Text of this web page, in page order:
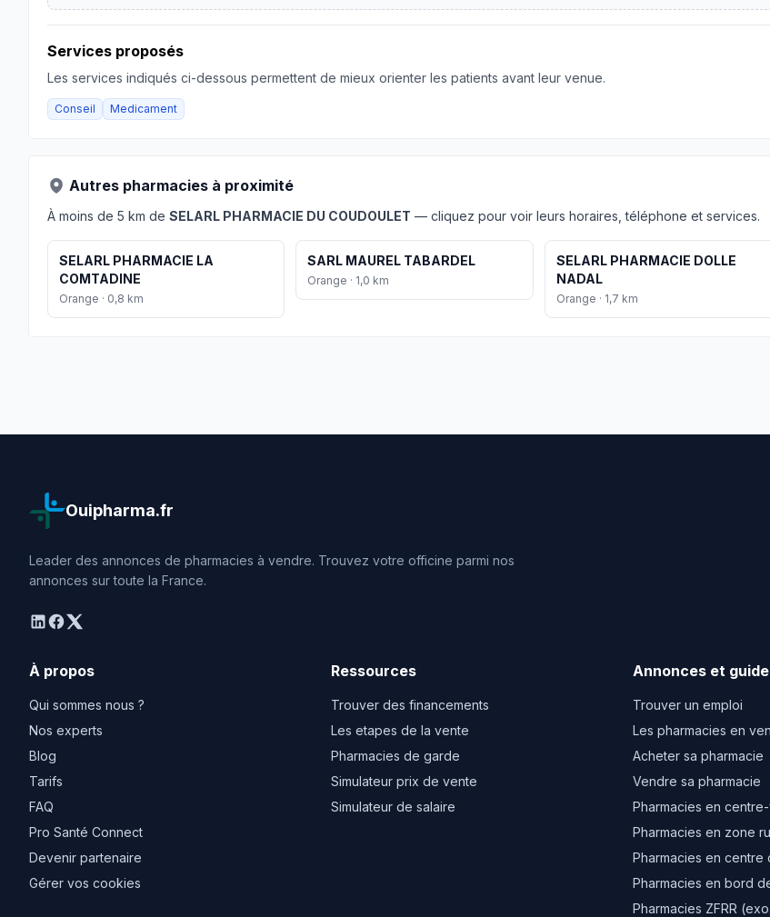
Services proposés
Les services indiqués ci-dessous permettent de mieux orienter les patients avant leur venue.
Conseil Medicament
Autres pharmacies à proximité
À moins de 5 km de SELARL PHARMACIE DU COUDOULET — cliquez pour voir leurs horaires, téléphone et services.
SELARL PHARMACIE LA
COMTADINE
Orange · 0,8 km
SARL MAUREL TABARDEL
Orange · 1,0 km
SELARL PHARMACIE DOLLE
NADAL
Orange · 1,7 km
Ouipharma.fr
Leader des annonces de pharmacies à vendre. Trouvez votre officine parmi nos
annonces sur toute la France.
linkedin
facebook
twitter
À propos
Qui sommes nous ?
Nos experts
Blog
Tarifs
FAQ
Pro Santé Connect
Devenir partenaire
Gérer vos cookies
Ressources
Trouver des financements
Les etapes de la vente
Pharmacies de garde
Simulateur prix de vente
Simulateur de salaire
Annonces et guide
Trouver un emploi
Les pharmacies en
Acheter sa pharmacie
Vendre sa pharmacie
Pharmacies en
Pharmacies en zone
Pharmacies en centre
Pharmacies en bord
Pharmacies ZFRR